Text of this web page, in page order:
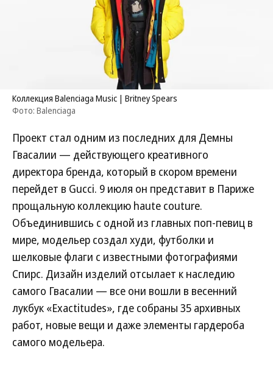
Коллекция Balenciaga Music | Britney Spears
Фото: Balenciaga
Проект стал одним из последних для Демны
Гвасалии — действующего креативного
директора бренда, который в скором времени
перейдет в Gucci. 9 июля он представит в Париже
прощальную коллекцию haute couture.
Объединившись с одной из главных поп-певиц в
мире, модельер создал худи, футболки и
шелковые флаги с известными фотографиями
Спирс. Дизайн изделий отсылает к наследию
самого Гвасалии — все они вошли в весенний
лукбук «Exactitudes», где собраны 35 архивных
работ, новые вещи и даже элементы гардероба
самого модельера.